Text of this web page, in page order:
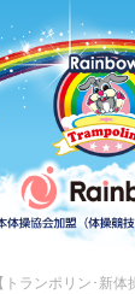
ランポリン･新体